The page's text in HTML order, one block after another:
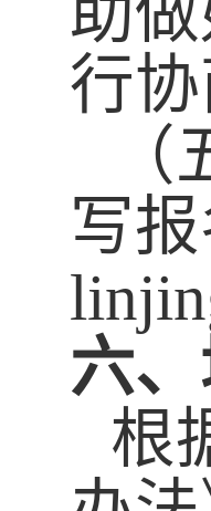
助
行
写
六
根